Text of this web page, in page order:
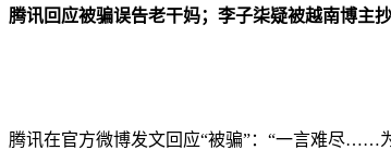
腾讯回应被骗误告老干妈；李子柒疑被越南博
腾讯在官方微博发文回应“被骗”：“一言难尽……